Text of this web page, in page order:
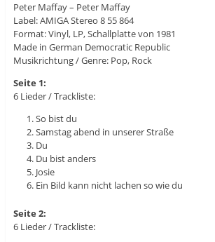
Peter Maffay ‎– Peter Maffay
Label: AMIGA Stereo ‎8 55 864
Format: Vinyl, LP, Schallplatte von 1981
Made in German Democratic Republic
Musikrichtung / Genre: Pop, Rock
Seite 1:
6 Lieder / Trackliste:
So bist du
Samstag abend in unserer Straße
Du
Du bist anders
Josie
Ein Bild kann nicht lachen so wie du
Seite 2:
6 Lieder / Trackliste: